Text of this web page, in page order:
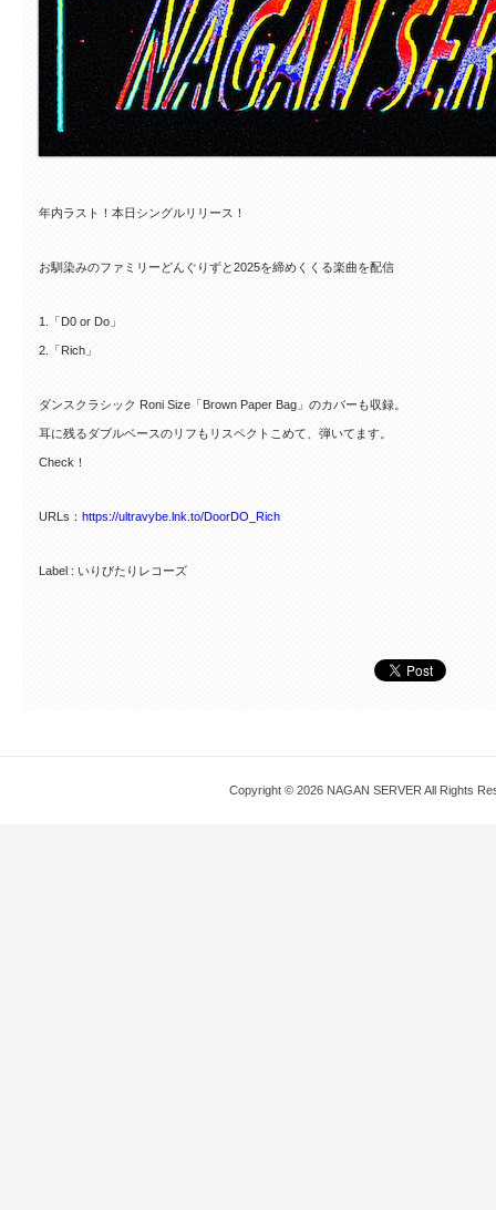
年内ラスト！本日シングルリリース！
お馴染みのファミリーどんぐりずと2025を締めくくる楽曲を配信
1.「D0 or Do」
2.「Rich」
ダンスクラシック Roni Size「Brown Paper Bag」のカバーも収録。
耳に残るダブルベースのリフもリスペクトこめて、弾いてます。
Check！
URLs： https://ultravybe.lnk.to/DoorDO_Rich
Label : いりびたりレコーズ
Copyright © 2026 NAGAN SERVER All Rights